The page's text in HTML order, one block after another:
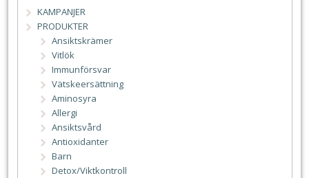
KAMPANJER
PRODUKTER
Ansiktskrämer
Vitlök
Immunförsvar
Vätskeersättning
Aminosyra
Allergi
Ansiktsvård
Antioxidanter
Barn
Detox/Viktkontroll